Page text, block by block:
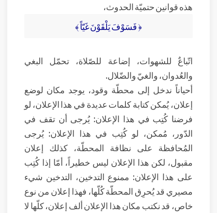
هذه قوانين حتميّة الحدوث،
﴿ فَسَوْفَ يَلْقَوْنَ غَيّاً ﴾
اتّباعٌ للشهوات، إضاعة للصّلاة، تحمّل البغي
والعُدوان، والغيّ والضّلال.
أحياناً ندخل إلى محطّة وقود، يوجد مكان لوضع
إعلان، يُمكن كتابة كلمات عديدة في هذا الإعلان، لو
فرضنا كُتِب في هذا الإعلان: يُرجى أن تقف في
الدّور، مُمكن، لو كُتِب في هذا الإعلان: يُرجى
المُحافظة على نظافة المحطّة، كذلك إعلان
مقبول، لكن هذا الإعلان ليس خطيراً، أمّا إذا كُتِب
على هذا الإعلان: ممنوع التدخين، التدخين شيء
مصيري قد يُحرِق المحطّة كُلّها، فهذا إعلان من نوع
خاص، قد نكتب مكان هذا الإعلان ألف إعلان، كلّها لا